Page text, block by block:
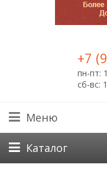
+7
пн-пт:
сб-вс:
Меню
Каталог